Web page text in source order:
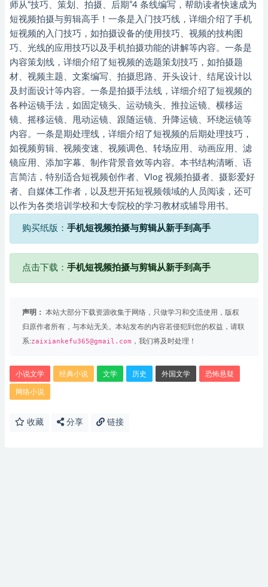
师从“技巧、策划、拍摄、后期”4 条线编写，帮助读者快速成为
短视频拍摄与剪辑高手！一条是入门技巧线，详细介绍了手机
短视频的入门技巧，如拍摄设备的使用技巧、视频的技构图
巧、光线的应用技巧以及手机拍摄功能的讲解等内容。一条是
内容策划线，详细介绍了短视频的选题策划技巧，如拍摄题
材、视频主题、文案编写、拍摄思路、开头设计、结尾设计以
及封面设计等内容。一条是拍摄手法线，详细介绍了短视频的
各种运镜手法，如固定镜头、运动镜头、推拉运镜、横移运
镜、摇移运镜、甩动运镜、跟随运镜、升降运镜、环绕运镜等
内容。一条是期处理线，详细介绍了短视频的后期处理技巧，
如视频剪辑、视频变速、视频调色、转场应用、动画应用、滤
镜应用、添加字幕、制作背景音效等内容。本书结构清晰、语
言简洁，特别适合短视频创作者、Vlog 视频拍摄者、摄影爱好
者、自媒体工作者，以及想开拓短视频领域的人员阅读，还可
以作为各类培训学校和大专院校的学习教材或辅导用书。
购买纸版： 手机短视频拍摄与剪辑从新手到高手
点击下载： 手机短视频拍摄与剪辑从新手到高手
声明： 本站大部分下载资源收集于网络，只做学习和交流使用，版权
归原作者所有，与本站无关。本站发布的内容若侵犯到您的权益，请联
系:zaixiankefu365@gmail.com ，我们将及时处理！
小说文学 经典小说 文学 历史 外国文学 恐怖悬疑
网络小说
收藏 分享 链接